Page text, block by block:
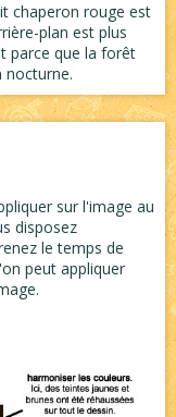
chaperon rouge est
plan est plus
parce que la forêt
nocturne.
sur l'image au
disposez
le temps de
peut appliquer